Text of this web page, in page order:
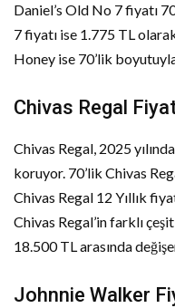
Daniel’s Old No 7 fiyatı
7 fiyatı ise 1.775 TL
Honey ise 70’lik
Chivas Regal
Chivas Regal, 2025
koruyor. 70’lik Chivas
Chivas Regal 12 Yıllık
Chivas Regal’in farklı
18.500 TL arasında
Johnnie Walker